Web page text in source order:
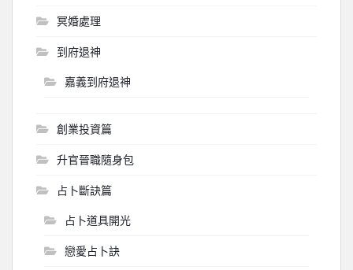
冥婚處理
到府退神
嘉義到府退神
創業投資篇
升官晉職隨身包
占卜斷訣篇
占卜道具開光
戀愛占卜訣